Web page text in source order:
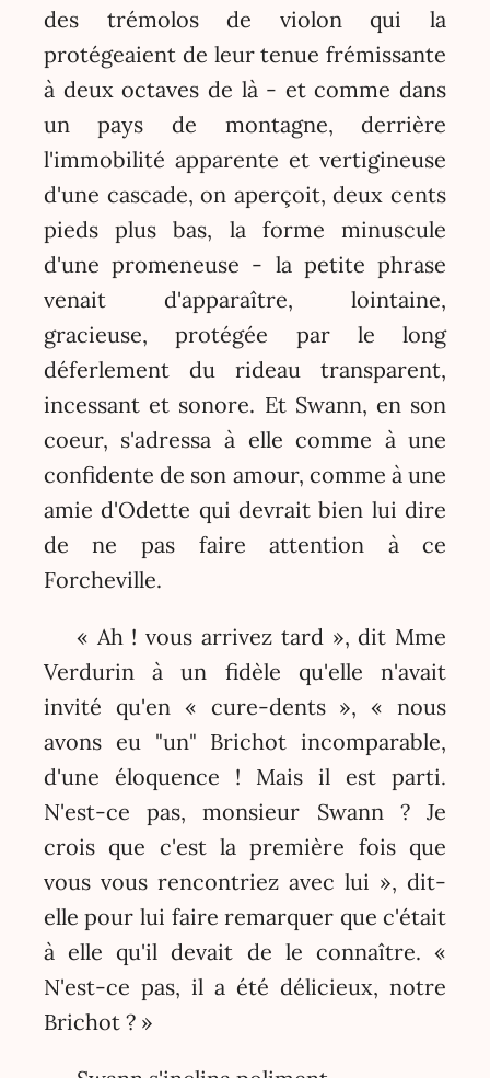
des trémolos de violon qui la
protégeaient de leur tenue frémissante
à deux octaves de là - et comme dans
un pays de montagne, derrière
l'immobilité apparente et vertigineuse
d'une cascade, on aperçoit, deux cents
pieds plus bas, la forme minuscule
d'une promeneuse - la petite phrase
venait d'apparaître, lointaine,
gracieuse, protégée par le long
déferlement du rideau transparent,
incessant et sonore. Et Swann, en son
coeur, s'adressa à elle comme à une
confidente de son amour, comme à une
amie d'Odette qui devrait bien lui dire
de ne pas faire attention à ce
Forcheville.
« Ah ! vous arrivez tard », dit Mme
Verdurin à un fidèle qu'elle n'avait
invité qu'en « cure-dents », « nous
avons eu "un" Brichot incomparable,
d'une éloquence ! Mais il est parti.
N'est-ce pas, monsieur Swann ? Je
crois que c'est la première fois que
vous vous rencontriez avec lui », dit-
elle pour lui faire remarquer que c'était
à elle qu'il devait de le connaître. «
N'est-ce pas, il a été délicieux, notre
Brichot ? »